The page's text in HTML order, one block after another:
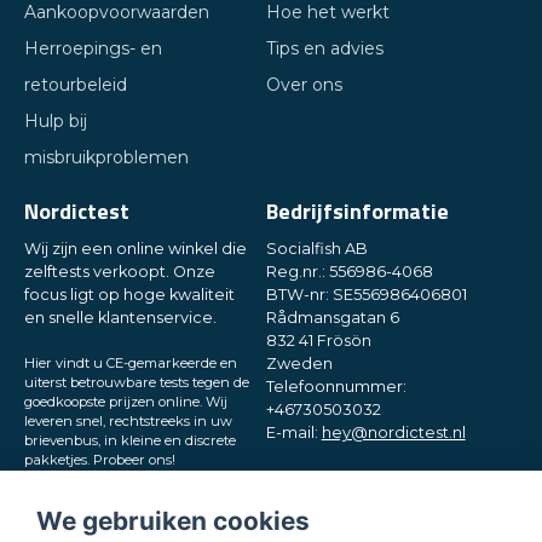
Aankoopvoorwaarden
Herroepings- en
retourbeleid
Hulp bij
misbruikproblemen
Hoe het werkt
Tips en advies
Over ons
Nordictest
Wij zijn een online winkel die
zelftests verkoopt. Onze
focus ligt op hoge kwaliteit
en snelle klantenservice.
Hier vindt u CE-gemarkeerde en
uiterst betrouwbare tests tegen de
goedkoopste prijzen online. Wij
leveren snel, rechtstreeks in uw
brievenbus, in kleine en discrete
pakketjes. Probeer ons!
Bedrijfsinformatie
Socialfish AB
Reg.nr.: 556986-4068
BTW-nr: SE556986406801
Rådmansgatan 6
832 41 Frösön
Zweden
Telefoonnummer:
+46730503032
E-mail: hey@nordictest.nl
We gebruiken cookies